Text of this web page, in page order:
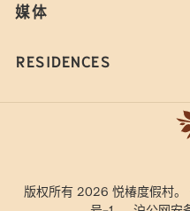
媒体
RESIDENCES
版权所有 2026 悦椿度假村